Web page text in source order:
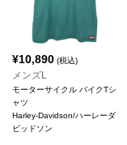
¥10,890 (税込)
メンズL
モーターサイクル バイクTシ
ャツ
Harley-Davidson/ハーレーダ
ビッドソン